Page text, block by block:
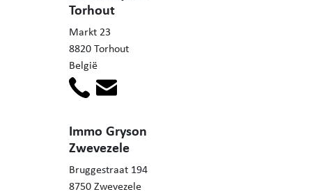
Torhout
Markt 23
8820 Torhout
België
Immo Gryson
Zwevezele
Bruggestraat 194
8750 Zwevezele